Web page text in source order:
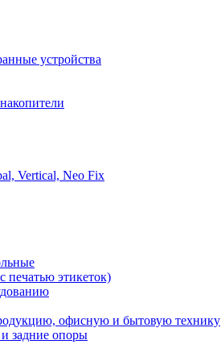
устройства
Vertical, Neo Fix
печатью этикеток)
офисную и бытовую технику
задние опоры